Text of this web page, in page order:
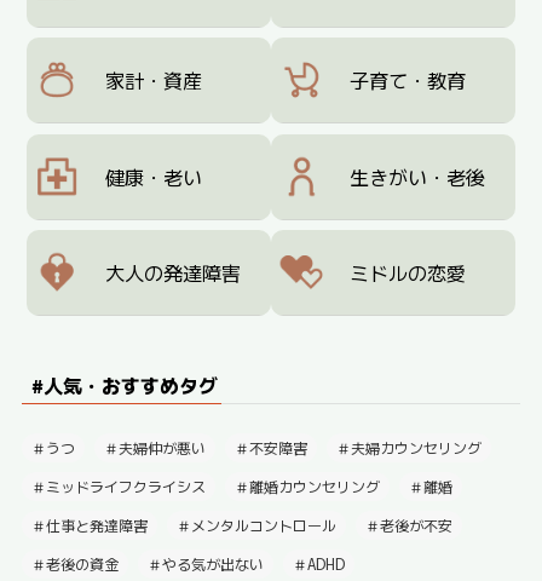
家計・資産 子育て・教育
健康・老い 生きがい・老後
大人の発達障害 ミドルの恋愛
#人気・おすすめタグ
うつ 夫婦仲が悪い 不安障害
夫婦カウンセリング
ミッドライフクライシス
離婚カウンセリング
離婚
仕事と発達障害
メンタルコントロール
老後が不安
老後の資金
やる気が出ない
ADHD